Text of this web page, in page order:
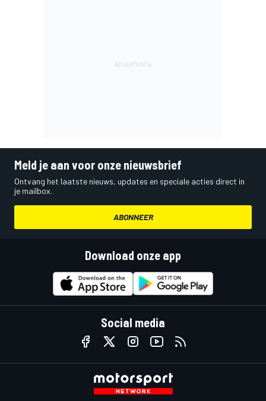
Meld je aan voor onze nieuwsbrief
Ontvang het laatste nieuws, updates en speciale acties direct in
je mailbox.
ABONNEER
Download onze app
Social media